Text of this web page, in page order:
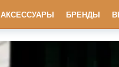
АКСЕССУАРЫ БРЕНДЫ